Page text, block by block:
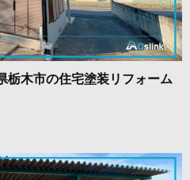
栃木市の住宅塗装リフォーム